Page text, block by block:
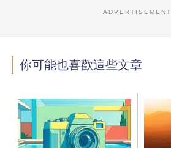
ADVERTISEMENT
你可能也喜歡這些文章